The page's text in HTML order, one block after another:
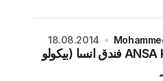
ANSA Kuala Lumpur فندق انسا (بيكولو
18.08.2014